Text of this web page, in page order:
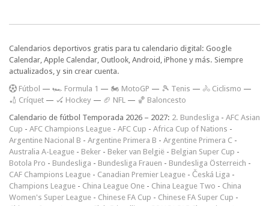
Calendarios deportivos gratis para tu calendario digital: Google
Calendar, Apple Calendar, Outlook, Android, iPhone y más. Siempre
actualizados, y sin crear cuenta.
Fútbol — 🏎️ Formula 1 — 🏍 MotoGP — 🎾 Tenis — 🚴 Ciclismo —
🏏 Críquet — 🏑 Hockey — 🏈 NFL — 🏀 Baloncesto
Calendario de fútbol Temporada 2026 – 2027: 2. Bundesliga - AFC Asian
Cup - AFC Champions League - AFC Cup - Africa Cup of Nations -
Argentine Nacional B - Argentine Primera B - Argentine Primera C -
Australia A-League - Beker - Beker van België - Belgian Super Cup -
Botola Pro - Bundesliga - Bundesliga Frauen - Bundesliga Österreich -
CAF Champions League - Canadian Premier League - Česká Liga -
Champions League - China League One - China League Two - China
Women's Super League - Chinese FA Cup - Chinese FA Super Cup -